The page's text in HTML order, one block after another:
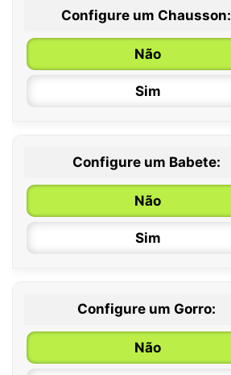
0 / 6 meses
6 / 12 meses
12 / 18 meses
Configure um Chausson:
Não
Sim
Configure um Babete:
Não
Sim
Configure um Gorro:
Não